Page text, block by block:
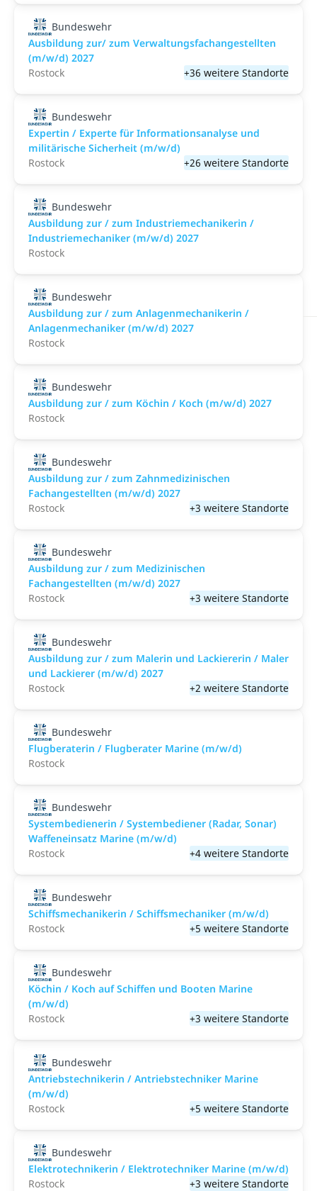
Bundeswehr
Ausbildung zur/ zum Verwaltungsfachangestellten
(m/w/d) 2027
Rostock
+36 weitere Standorte
Bundeswehr
Expertin / Experte für Informationsanalyse und
militärische Sicherheit (m/w/d)
Rostock
+26 weitere Standorte
Bundeswehr
Ausbildung zur / zum Industriemechanikerin /
Industriemechaniker (m/w/d) 2027
Rostock
Bundeswehr
Ausbildung zur / zum Anlagenmechanikerin /
Anlagenmechaniker (m/w/d) 2027
Rostock
Bundeswehr
Ausbildung zur / zum Köchin / Koch (m/w/d) 2027
Rostock
Bundeswehr
Ausbildung zur / zum Zahnmedizinischen
Fachangestellten (m/w/d) 2027
Rostock
+3 weitere Standorte
Bundeswehr
Ausbildung zur / zum Medizinischen
Fachangestellten (m/w/d) 2027
Rostock
+3 weitere Standorte
Bundeswehr
Ausbildung zur / zum Malerin und Lackiererin / Maler
und Lackierer (m/w/d) 2027
Rostock
+2 weitere Standorte
Bundeswehr
Flugberaterin / Flugberater Marine (m/w/d)
Rostock
Bundeswehr
Systembedienerin / Systembediener (Radar, Sonar)
Waffeneinsatz Marine (m/w/d)
Rostock
+4 weitere Standorte
Bundeswehr
Schiffsmechanikerin / Schiffsmechaniker (m/w/d)
Rostock
+5 weitere Standorte
Bundeswehr
Köchin / Koch auf Schiffen und Booten Marine
(m/w/d)
Rostock
+3 weitere Standorte
Bundeswehr
Antriebstechnikerin / Antriebstechniker Marine
(m/w/d)
Rostock
+5 weitere Standorte
Bundeswehr
Elektrotechnikerin / Elektrotechniker Marine (m/w/d)
Rostock
+3 weitere Standorte